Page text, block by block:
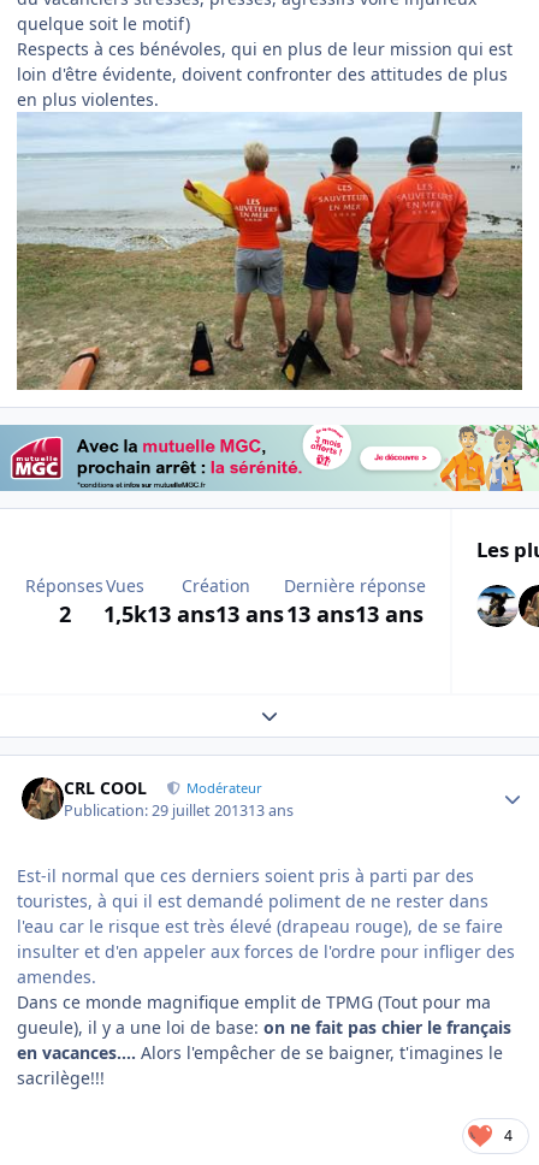
quelque soit le motif)
Respects à ces bénévoles, qui en plus de leur mission qui est
loin d'être évidente, doivent confronter des attitudes de plus
en plus violentes.
Réponses
2
Vues
1,5k
Création
13 ans13 ans
Dernière réponse
13 ans13 ans
Les
Expand topic overview
CRL COOL Modérateur
Publication:29 juillet 201313 ans
Est-il normal que ces derniers soient pris à parti par des
touristes, à qui il est demandé poliment de ne rester dans
l'eau car le risque est très élevé (drapeau rouge), de se faire
insulter et d'en appeler aux forces de l'ordre pour infliger des
amendes.
Dans ce monde magnifique emplit de TPMG (Tout pour ma
gueule), il y a une loi de base: on ne fait pas chier le français
en vacances.... Alors l'empêcher de se baigner, t'imagines le
sacrilège!!!
4